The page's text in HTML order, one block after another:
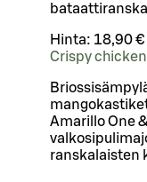
Hinta: 18,90 €
Crispy chicken
Amarillo One
ranskalaisten